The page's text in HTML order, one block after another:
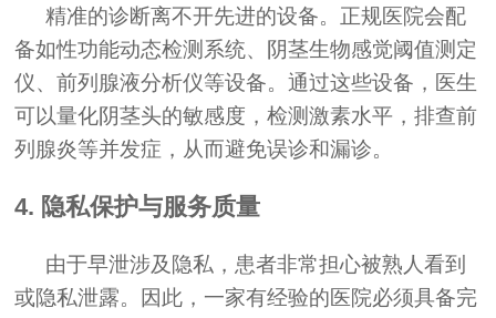
精准的诊断离不开先进的设备。正规医院会配
备如性功能动态检测系统、阴茎生物感觉阈值测定
仪、前列腺液分析仪等设备。通过这些设备，医生
可以量化阴茎头的敏感度，检测激素水平，排查前
列腺炎等并发症，从而避免误诊和漏诊。
4. 隐私保护与服务质量
由于早泄涉及隐私，患者非常担心被熟人看到
或隐私泄露。因此，一家有经验的医院必须具备完